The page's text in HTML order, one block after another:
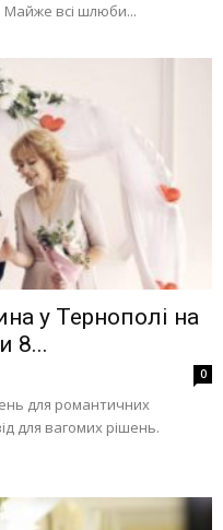
всі шлюби...
у Тернополі на
8...
0
для романтичних
для вагомих рішень.